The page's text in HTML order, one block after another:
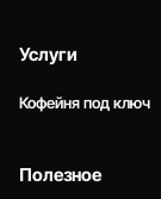
Услуги
Кофейня под ключ
Полезное